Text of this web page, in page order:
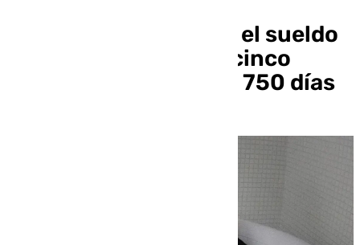
Ibon Navarro se gana el sueldo
en su primer trienio: cinco
títulos del Unicaja en 750 días